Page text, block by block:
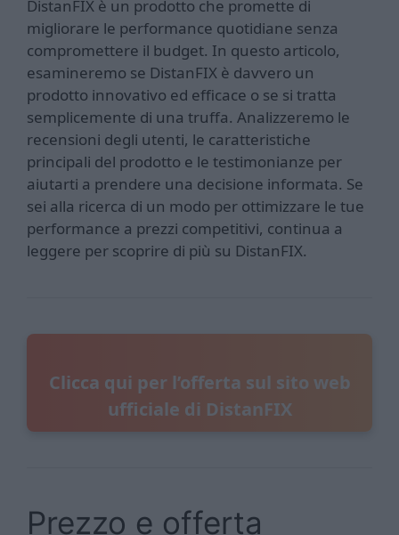
DistanFIX è un prodotto che promette di
migliorare le performance quotidiane senza
compromettere il budget. In questo articolo,
esamineremo se DistanFIX è davvero un
prodotto innovativo ed efficace o se si tratta
semplicemente di una truffa. Analizzeremo le
recensioni degli utenti, le caratteristiche
principali del prodotto e le testimonianze per
aiutarti a prendere una decisione informata. Se
sei alla ricerca di un modo per ottimizzare le tue
performance a prezzi competitivi, continua a
leggere per scoprire di più su DistanFIX.
Clicca qui per l’offerta sul sito web
ufficiale di DistanFIX
Prezzo e offerta